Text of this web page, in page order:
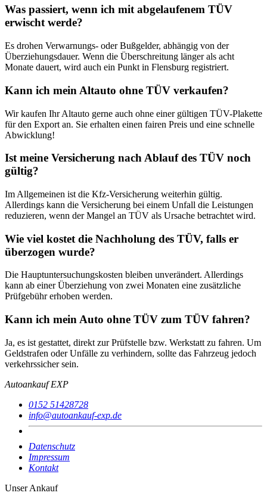
Was passiert, wenn ich mit abgelaufenem TÜV
erwischt werde?
Es drohen Verwarnungs- oder Bußgelder, abhängig von der
Überziehungsdauer. Wenn die Überschreitung länger als acht
Monate dauert, wird auch ein Punkt in Flensburg registriert.
Kann ich mein Altauto ohne TÜV verkaufen?
Wir kaufen Ihr Altauto gerne auch ohne einer gültigen TÜV-Plakette
für den Export an. Sie erhalten einen fairen Preis und eine schnelle
Abwicklung!
Ist meine Versicherung nach Ablauf des TÜV noch
gültig?
Im Allgemeinen ist die Kfz-Versicherung weiterhin gültig.
Allerdings kann die Versicherung bei einem Unfall die Leistungen
reduzieren, wenn der Mangel an TÜV als Ursache betrachtet wird.
Wie viel kostet die Nachholung des TÜV, falls er
überzogen wurde?
Die Hauptuntersuchungskosten bleiben unverändert. Allerdings
kann ab einer Überziehung von zwei Monaten eine zusätzliche
Prüfgebühr erhoben werden.
Kann ich mein Auto ohne TÜV zum TÜV fahren?
Ja, es ist gestattet, direkt zur Prüfstelle bzw. Werkstatt zu fahren. Um
Geldstrafen oder Unfälle zu verhindern, sollte das Fahrzeug jedoch
verkehrssicher sein.
Autoankauf EXP
0152 51428728
info@autoankauf-exp.de
Datenschutz
Impressum
Kontakt
Unser Ankauf